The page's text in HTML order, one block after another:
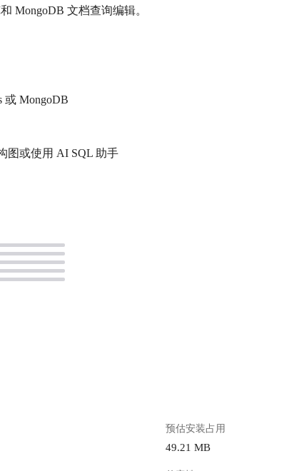
MongoDB 文档查询编辑。
或 MongoDB
预估安装占用
49.21 MB